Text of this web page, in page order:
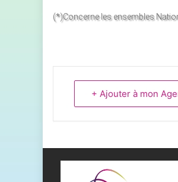
(*)Concerne les ensembles
+ Ajouter à mon